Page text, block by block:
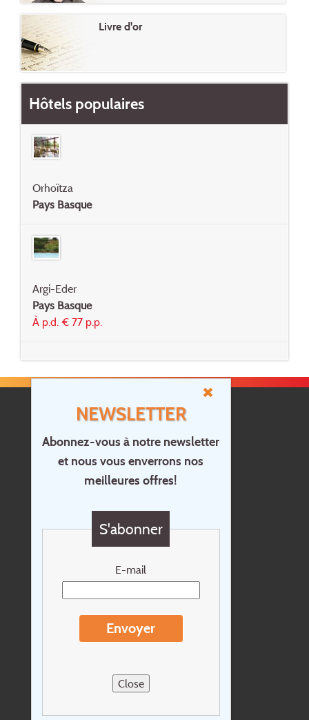
NEWSLETTER
Abonnez-vous à notre newsletter
et nous vous enverrons nos
meilleures offres!
S'abonner
E-mail
Envoyer
Close
Livre d'or
Hôtels populaires
Orhoïtza
Pays Basque
Argi-Eder
Pays Basque
À p.d. € 77 p.p.
Accueil
Contact
Questions?
Newsletter
Conditions de voyage
Sitemap